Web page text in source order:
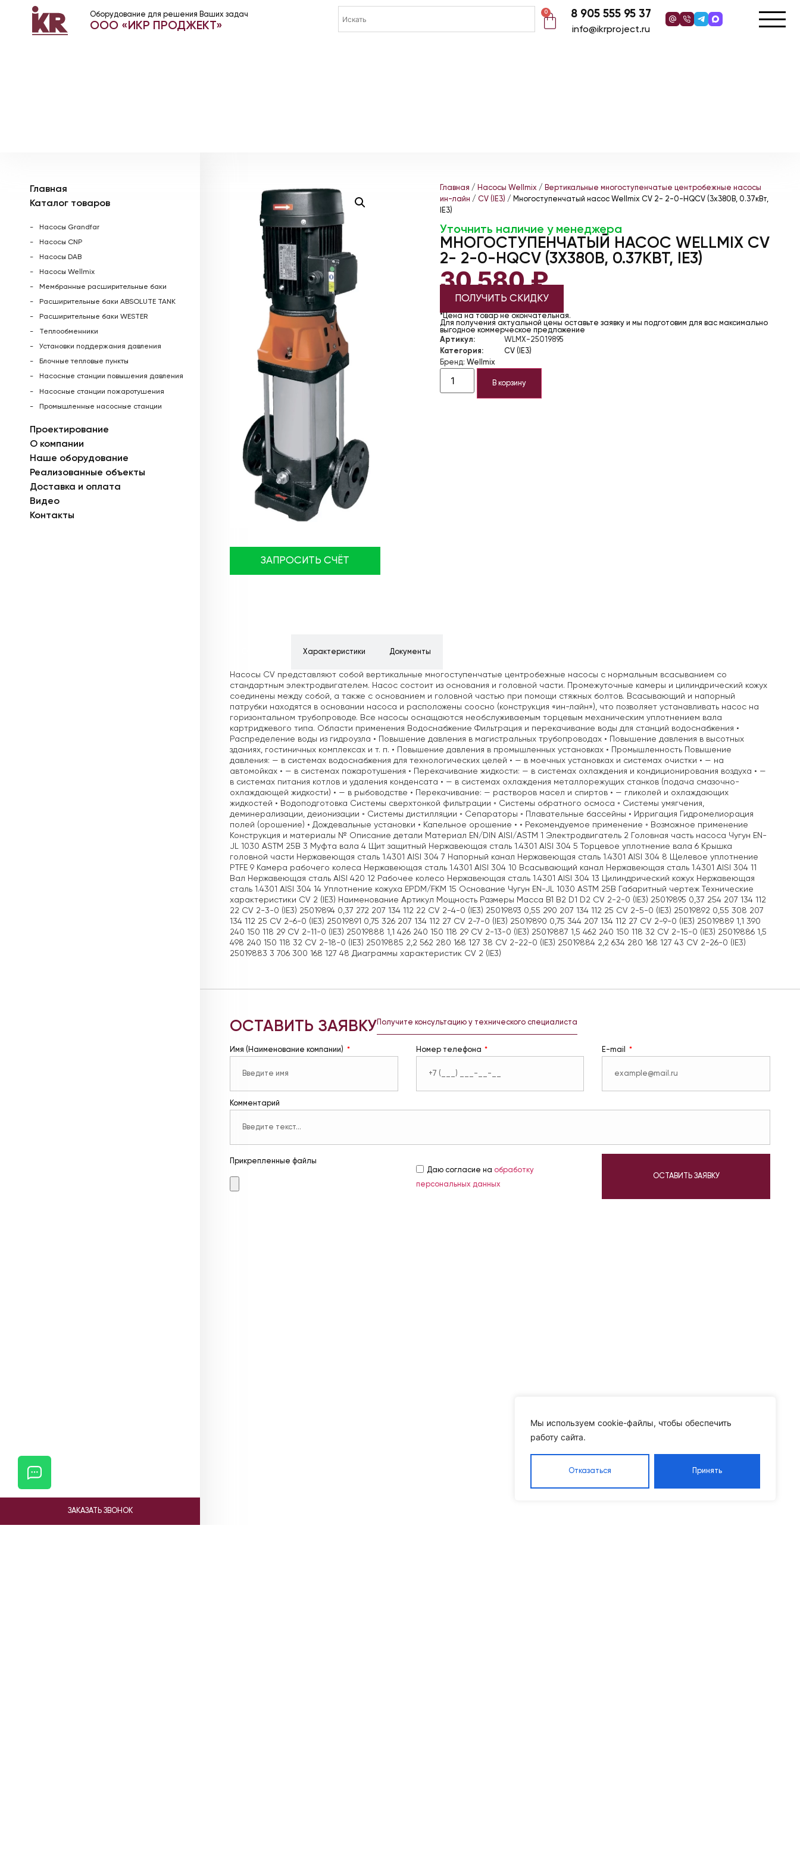
Мы используем cookie-файлы, чтобы обеспечить
работу сайта.
Отказаться Принять
Оборудование для решения Ваших задач
ООО «ИКР ПРОДЖЕКТ»
0 8 905 555 95 37
info@ikrproject.ru
Главная
Каталог товаров
Насосы Grandfar
Насосы CNP
Насосы DAB
Насосы Wellmix
Мембранные расширительные баки
Расширительные баки ABSOLUTE TANK
Расширительные баки WESTER
Теплообменники
Установки поддержания давления
Блочные тепловые пункты
Насосные станции повышения давления
Насосные станции пожаротушения
Промышленные насосные станции
Проектирование
О компании
Наше оборудование
Реализованные объекты
Доставка и оплата
Видео
Контакты
ЗАКАЗАТЬ ЗВОНОК
ЗАПРОСИТЬ СЧЁТ
Главная / Насосы Wellmix/ Вертикальные многоступенчатые центробежные насосы
ин-лайн / CV (IE3) / Многоступенчатый насос Wellmix CV 2- 2-0-HQCV (3х380В, 0.37кВт,
IE3)
Уточнить наличие у менеджера
МНОГОСТУПЕНЧАТЫЙ НАСОС WELLMIX CV
2- 2-0-HQCV (3Х380В, 0.37КВТ, IE3)
30 580₽
ПОЛУЧИТЬ СКИДКУ
*Цена на товар не окончательная.
Для получения актуальной цены оставьте заявку и мы подготовим для вас максимально
выгодное коммерческое предложение
Артикул:
WLMX-25019895
Категория:
CV (IE3)
Бренд: Wellmix
В корзину
Характеристики Документы
Насосы CV представляют собой вертикальные многоступенчатые центробежные насосы с нормальным всасыванием со
стандартным электродвигателем. Насос состоит из основания и головной части. Промежуточные камеры и цилиндрический кожух
соединены между собой, а также с основанием и головной частью при помощи стяжных болтов. Всасывающий и напорный
патрубки находятся в основании насоса и расположены соосно (конструкция «ин-лайн»), что позволяет устанавливать насос на
горизонтальном трубопроводе. Все насосы оснащаются необслуживаемым торцевым механическим уплотнением вала
картриджевого типа. Области применения Водоснабжение Фильтрация и перекачивание воды для станций водоснабжения •
Распределение воды из гидроузла • Повышение давления в магистральных трубопроводах • Повышение давления в высотных
зданиях, гостиничных комплексах и т. п. • Повышение давления в промышленных установках • Промышленность Повышение
давления: — в системах водоснабжения для технологических целей • — в моечных установках и системах очистки • — на
автомойках • — в системах пожаротушения • Перекачивание жидкости: — в системах охлаждения и кондиционирования воздуха • —
в системах питания котлов и удаления конденсата • — в системах охлаждения металлорежущих станков (подача смазочно-
охлаждающей жидкости) • — в рыбоводстве • Перекачивание: — растворов масел и спиртов • — гликолей и охлаждающих
жидкостей • Водоподготовка Системы сверхтонкой фильтрации ◦ Системы обратного осмоса ◦ Системы умягчения,
деминерализации, деионизации ◦ Системы дистилляции ◦ Сепараторы ◦ Плавательные бассейны • Ирригация Гидромелиорация
полей (орошение) • Дождевальные установки • Капельное орошение • • Рекомендуемое применение ◦ Возможное применение
Конструкция и материалы № Описание детали Материал EN/DIN AISI/ASTM 1 Электродвигатель 2 Головная часть насоса Чугун EN-
JL 1030 ASTM 25B 3 Муфта вала 4 Щит защитный Нержавеющая сталь 1.4301 AISI 304 5 Торцевое уплотнение вала 6 Крышка
головной части Нержавеющая сталь 1.4301 AISI 304 7 Напорный канал Нержавеющая сталь 1.4301 AISI 304 8 Щелевое уплотнение
PTFE 9 Камера рабочего колеса Нержавеющая сталь 1.4301 AISI 304 10 Всасывающий канал Нержавеющая сталь 1.4301 AISI 304 11
Вал Нержавеющая сталь AISI 420 12 Рабочее колесо Нержавеющая сталь 1.4301 AISI 304 13 Цилиндрический кожух Нержавеющая
сталь 1.4301 AISI 304 14 Уплотнение кожуха EPDM/FKM 15 Основание Чугун EN-JL 1030 ASTM 25B Габаритный чертеж Технические
характеристики CV 2 (IE3) Наименование Артикул Мощность Размеры Масса B1 B2 D1 D2 CV 2-2-0 (IE3) 25019895 0,37 254 207 134 112
22 CV 2-3-0 (IE3) 25019894 0,37 272 207 134 112 22 CV 2-4-0 (IE3) 25019893 0,55 290 207 134 112 25 CV 2-5-0 (IE3) 25019892 0,55 308 207
134 112 25 CV 2-6-0 (IE3) 25019891 0,75 326 207 134 112 27 CV 2-7-0 (IE3) 25019890 0,75 344 207 134 112 27 CV 2-9-0 (IE3) 25019889 1,1 390
240 150 118 29 CV 2-11-0 (IE3) 25019888 1,1 426 240 150 118 29 CV 2-13-0 (IE3) 25019887 1,5 462 240 150 118 32 CV 2-15-0 (IE3) 25019886 1,5
498 240 150 118 32 CV 2-18-0 (IE3) 25019885 2,2 562 280 168 127 38 CV 2-22-0 (IE3) 25019884 2,2 634 280 168 127 43 CV 2-26-0 (IE3)
25019883 3 706 300 168 127 48 Диаграммы характеристик CV 2 (IE3)
ОСТАВИТЬ ЗАЯВКУ Получите консультацию у технического специалиста
Имя (Наименование компании) Номер телефона E-mail
Комментарий
Прикрепленные файлы
Даю согласие на обработку
персональных данных
ОСТАВИТЬ ЗАЯВКУ